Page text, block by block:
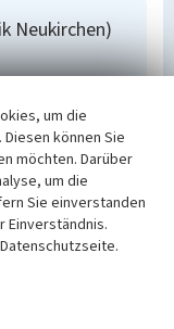
Neukirchen)
um die
können Sie
möchten. Darüber
um die
Sie einverstanden
Einverständnis.